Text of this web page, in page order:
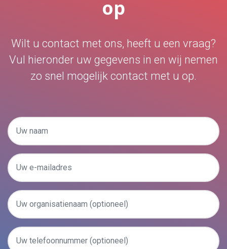
op
Wilt u contact met ons, heeft u een vraag?
Vul hieronder uw gegevens in en wij nemen
zo snel mogelijk contact met u op.